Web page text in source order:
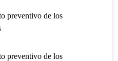
preventivo de los
preventivo de los